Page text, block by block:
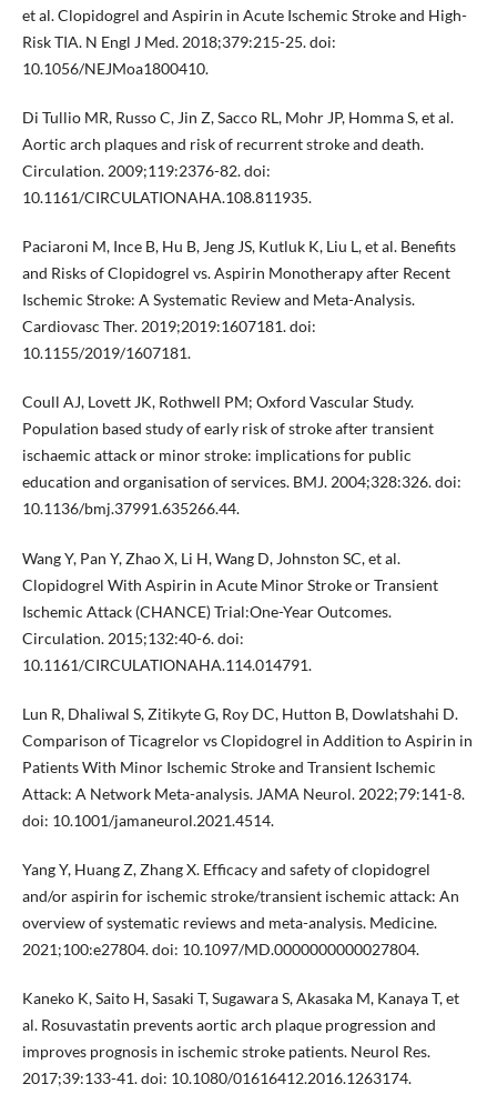
et al. Clopidogrel and Aspirin in Acute Ischemic Stroke and High-
Risk TIA. N Engl J Med. 2018;379:215-25. doi:
10.1056/NEJMoa1800410.
Di Tullio MR, Russo C, Jin Z, Sacco RL, Mohr JP, Homma S, et al.
Aortic arch plaques and risk of recurrent stroke and death.
Circulation. 2009;119:2376-82. doi:
10.1161/CIRCULATIONAHA.108.811935.
Paciaroni M, Ince B, Hu B, Jeng JS, Kutluk K, Liu L, et al. Benefits
and Risks of Clopidogrel vs. Aspirin Monotherapy after Recent
Ischemic Stroke: A Systematic Review and Meta-Analysis.
Cardiovasc Ther. 2019;2019:1607181. doi:
10.1155/2019/1607181.
Coull AJ, Lovett JK, Rothwell PM; Oxford Vascular Study.
Population based study of early risk of stroke after transient
ischaemic attack or minor stroke: implications for public
education and organisation of services. BMJ. 2004;328:326. doi:
10.1136/bmj.37991.635266.44.
Wang Y, Pan Y, Zhao X, Li H, Wang D, Johnston SC, et al.
Clopidogrel With Aspirin in Acute Minor Stroke or Transient
Ischemic Attack (CHANCE) Trial:One-Year Outcomes.
Circulation. 2015;132:40-6. doi:
10.1161/CIRCULATIONAHA.114.014791.
Lun R, Dhaliwal S, Zitikyte G, Roy DC, Hutton B, Dowlatshahi D.
Comparison of Ticagrelor vs Clopidogrel in Addition to Aspirin in
Patients With Minor Ischemic Stroke and Transient Ischemic
Attack: A Network Meta-analysis. JAMA Neurol. 2022;79:141-8.
doi: 10.1001/jamaneurol.2021.4514.
Yang Y, Huang Z, Zhang X. Efficacy and safety of clopidogrel
and/or aspirin for ischemic stroke/transient ischemic attack: An
overview of systematic reviews and meta-analysis. Medicine.
2021;100:e27804. doi: 10.1097/MD.0000000000027804.
Kaneko K, Saito H, Sasaki T, Sugawara S, Akasaka M, Kanaya T, et
al. Rosuvastatin prevents aortic arch plaque progression and
improves prognosis in ischemic stroke patients. Neurol Res.
2017;39:133-41. doi: 10.1080/01616412.2016.1263174.